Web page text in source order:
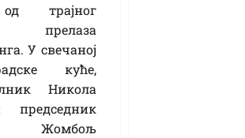
трајног
прелаза
У свечаној
куће,
Никола
Жомбољ